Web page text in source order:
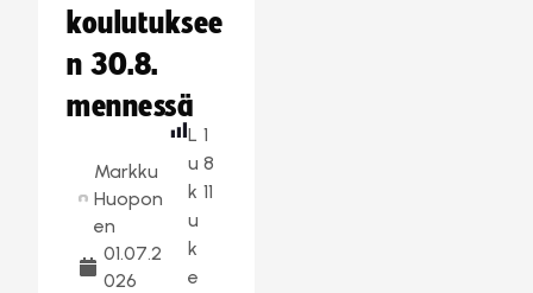
koulutuksee
n 30.8.
mennessä
Markku
Huopon
en
01.07.2
026
L
u
k
u
k
e
1
8
11